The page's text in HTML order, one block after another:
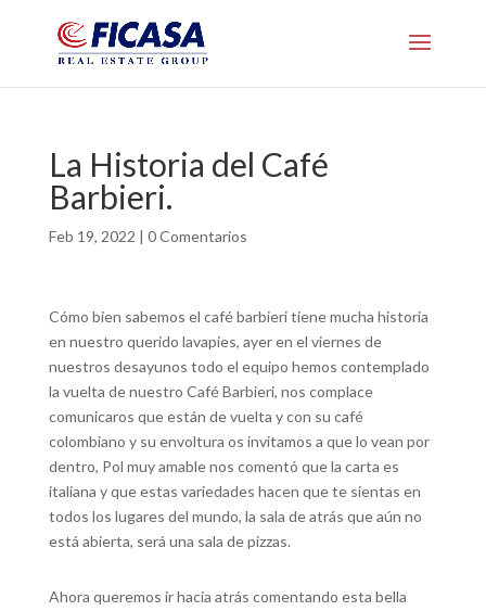
La Historia del Café
Barbieri.
Feb 19, 2022 | 0 Comentarios
Cómo bien sabemos el café barbieri tiene mucha historia
en nuestro querido lavapies, ayer en el viernes de
nuestros desayunos todo el equipo hemos contemplado
la vuelta de nuestro Café Barbieri, nos complace
comunicaros que están de vuelta y con su café
colombiano y su envoltura os invitamos a que lo vean por
dentro, Pol muy amable nos comentó que la carta es
italiana y que estas variedades hacen que te sientas en
todos los lugares del mundo, la sala de atrás que aún no
está abierta, será una sala de pizzas.
Ahora queremos ir hacia atrás comentando esta bella